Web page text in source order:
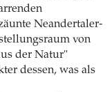
Neandertaler-
von
der Natur"
dessen, was als